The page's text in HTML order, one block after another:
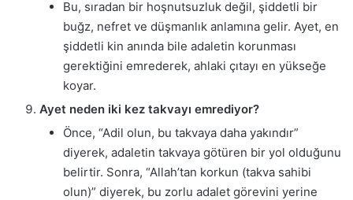
Bu, sıradan bir hoşnutsuzluk değil, şiddetli bir
buğz, nefret ve düşmanlık anlamına gelir. Ayet, en
şiddetli kin anında bile adaletin korunması
gerektiğini emrederek, ahlaki çıtayı en yükseğe
koyar.
Ayet neden iki kez takvayı emrediyor?
Önce, “Adil olun, bu takvaya daha yakındır”
diyerek, adaletin takvaya götüren bir yol olduğunu
belirtir. Sonra, “Allah’tan korkun (takva sahibi
olun)” diyerek, bu zorlu adalet görevini yerine